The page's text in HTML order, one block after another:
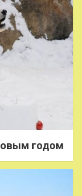
годом